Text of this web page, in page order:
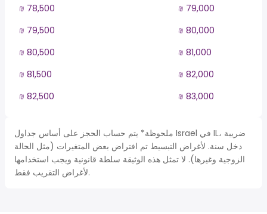
₪ 78,500
₪ 79,000
₪ 79,500
₪ 80,000
₪ 80,500
₪ 81,000
₪ 81,500
₪ 82,000
₪ 82,500
₪ 83,000
ملحوظة* يتم حساب الحجز على أساس جداول Israel في IL، ضريبة
دخل سنة. لأغراض التبسيط تم افتراض بعض المتغيرات (مثل الحالة
الزوجية وغيرها). لا تمثل هذه الوثيقة سلطة قانونية ويجب استخدامها
لأغراض التقريب فقط.